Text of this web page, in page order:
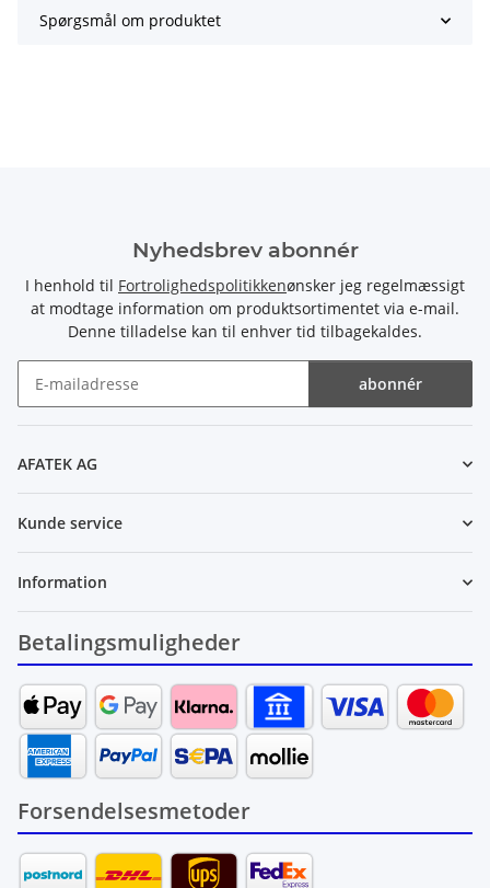
Spørgsmål om produktet
Nyhedsbrev abonnér
I henhold til Fortrolighedspolitikkenønsker jeg regelmæssigt
at modtage information om produktsortimentet via e-mail.
Denne tilladelse kan til enhver tid tilbagekaldes.
abonnér
AFATEK AG
Kunde service
Information
Betalingsmuligheder
Forsendelsesmetoder